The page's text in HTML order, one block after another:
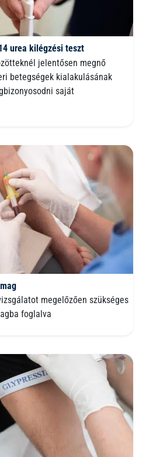
urea kilégzési teszt
jelentősen megnő
betegségek kialakulásának
saját
megelőzően szükséges
foglalva